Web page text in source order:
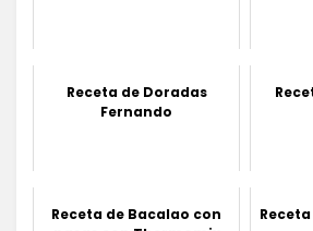
Receta de Doradas
Fernando
Receta de Bacalao con